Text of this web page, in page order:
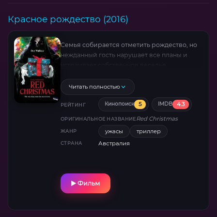
Красное рождество (2016)
Семья собирается отметить рождество, но
нежданный гость нарушает все планы и
Читать полностью
РЕЙТИНГ Кинопоиск 5 IMDB 4.3
ОРИГИНАЛЬНОЕ НАЗВАНИЕRed Christmas
ЖАНР ужасы триллер
СТРАНА Австралия
Фильм